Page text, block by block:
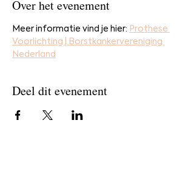
Over het evenement
Meer informatie vind je hier: Prothese
Voorlichting | Borstkankervereniging
Nederland
Deel dit evenement